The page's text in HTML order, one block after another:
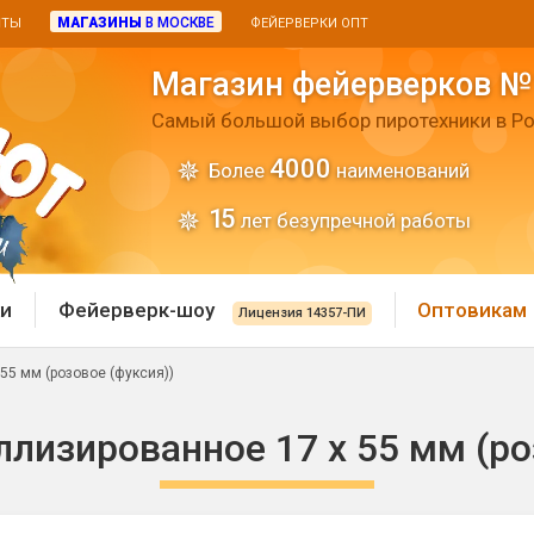
МАГАЗИНЫ В МОСКВЕ ФЕЙЕРВЕРКИ ОПТ
Магазин фейерверков
Самый большой выбор пиротехники в
Более 4000 наименований
15 лет безупречной работы
Хлопушки и
Фейерверк-шоу Лицензия 14357-ПИ Оптовикам
мм (розовое (фуксия))
17 х 55 мм